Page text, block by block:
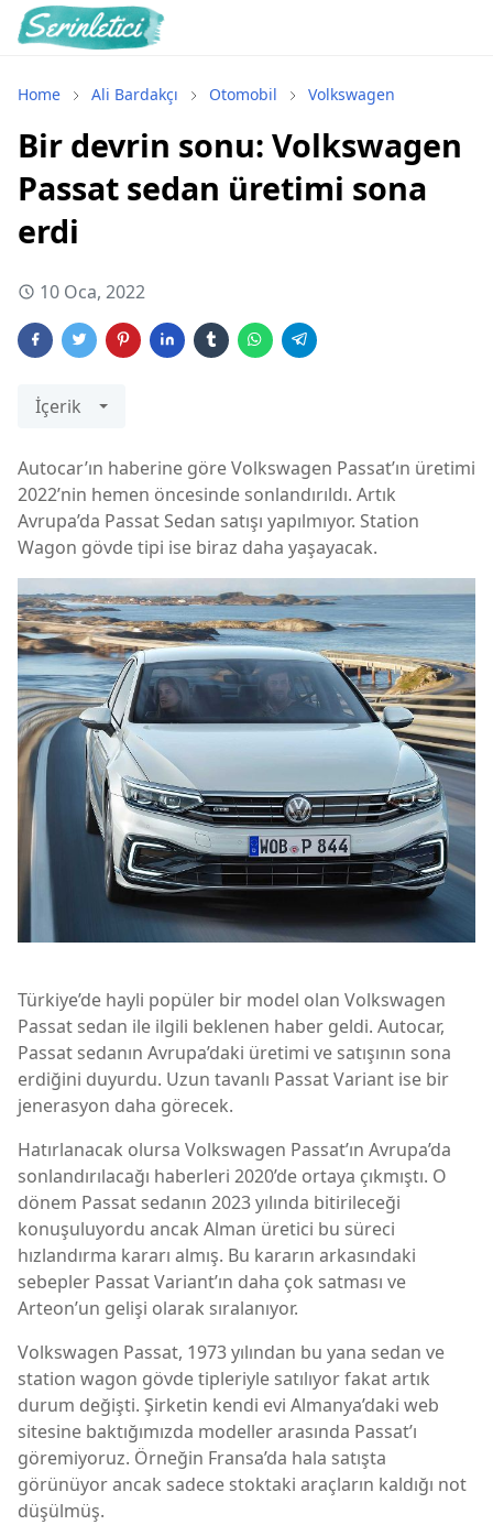
Home Ali Bardakçı Otomobil Volkswagen
Bir devrin sonu: Volkswagen
Passat sedan üretimi sona
erdi
10 Oca, 2022
İçerik
Autocar’ın haberine göre Volkswagen Passat’ın üretimi
2022’nin hemen öncesinde sonlandırıldı. Artık
Avrupa’da Passat Sedan satışı yapılmıyor. Station
Wagon gövde tipi ise biraz daha yaşayacak.
Türkiye’de hayli popüler bir model olan Volkswagen
Passat sedan ile ilgili beklenen haber geldi. Autocar,
Passat sedanın Avrupa’daki üretimi ve satışının sona
erdiğini duyurdu. Uzun tavanlı Passat Variant ise bir
jenerasyon daha görecek.
Hatırlanacak olursa Volkswagen Passat’ın Avrupa’da
sonlandırılacağı haberleri 2020’de ortaya çıkmıştı. O
dönem Passat sedanın 2023 yılında bitirileceği
konuşuluyordu ancak Alman üretici bu süreci
hızlandırma kararı almış. Bu kararın arkasındaki
sebepler Passat Variant’ın daha çok satması ve
Arteon’un gelişi olarak sıralanıyor.
Volkswagen Passat, 1973 yılından bu yana sedan ve
station wagon gövde tipleriyle satılıyor fakat artık
durum değişti. Şirketin kendi evi Almanya’daki web
sitesine baktığımızda modeller arasında Passat’ı
göremiyoruz. Örneğin Fransa’da hala satışta
görünüyor ancak sadece stoktaki araçların kaldığı not
düşülmüş.